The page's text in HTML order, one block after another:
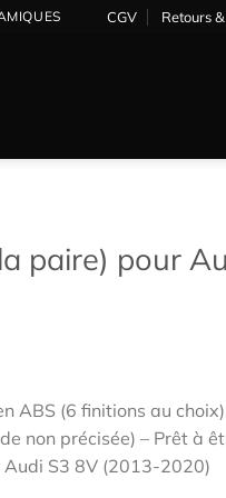
CGV Retours
paire) pour
ABS (6 finitions au choix)
non précisée) – Prêt à
Audi S3 8V (2013-2020)